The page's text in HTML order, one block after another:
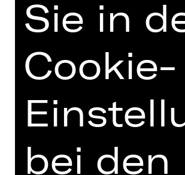
Sie in
Cookie-
bei den